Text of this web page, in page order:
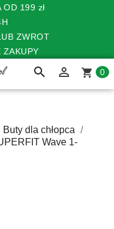
OD 199 zł
ZWROT
ZAKUPY
search  shopping_cart 0
Buty dla chłopca
Wave 1-